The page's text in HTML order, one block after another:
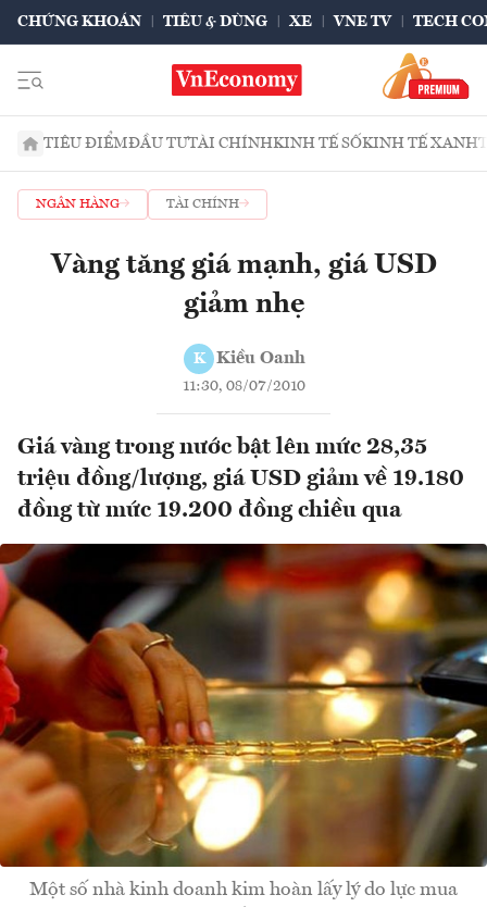
CHỨNG KHOÁN TIÊU & DÙNG XE VNE TV TECH
TIÊU ĐIỂMĐẦU TƯTÀI CHÍNHKINH TẾ SỐKINH TẾ XANH
NGÂN HÀNG TÀI CHÍNH
Vàng tăng giá mạnh, giá USD
giảm nhẹ
K Kiều Oanh
11:30, 08/07/2010
Giá vàng trong nước bật lên mức 28,35
triệu đồng/lượng, giá USD giảm về 19.180
đồng từ mức 19.200 đồng chiều qua
Một số nhà kinh doanh kim hoàn lấy lý do lực mua